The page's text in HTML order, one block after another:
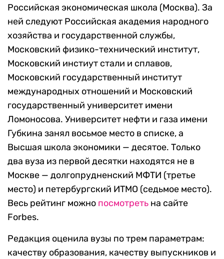
Российская экономическая школа (Москва). За
ней следуют Российская академия народного
хозяйства и государственной службы,
Московский физико-технический институт,
Московский инстиут стали и сплавов,
Московский государственный институт
международных отношений и Московский
государственный университет имени
Ломоносова. Университет нефти и газа имени
Губкина занял восьмое место в списке, а
Высшая школа экономики — десятое. Только
два вуза из первой десятки находятся не в
Москве — долгопрудненский МФТИ (третье
место) и петербургский ИТМО (седьмое место).
Весь рейтинг можно посмотреть на сайте
Forbes.
Редакция оценила вузы по трем параметрам:
качеству образования, качеству выпускников и